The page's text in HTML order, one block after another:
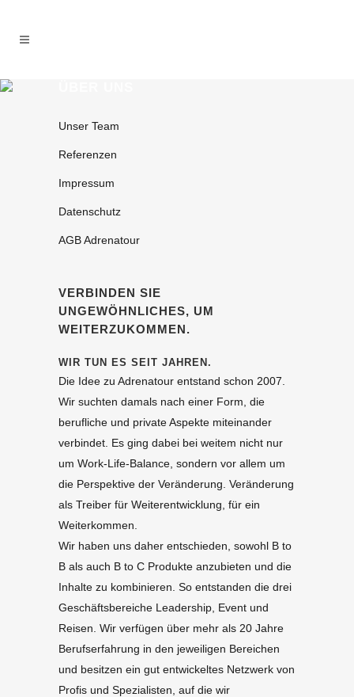
Unser Team
Referenzen
Impressum
Datenschutz
AGB Adrenatour
VERBINDEN SIE
UNGEWÖHNLICHES, UM
WEITERZUKOMMEN.
WIR TUN ES SEIT JAHREN.
Die Idee zu Adrenatour entstand schon 2007.
Wir suchten damals nach einer Form, die
berufliche und private Aspekte miteinander
verbindet. Es ging dabei bei weitem nicht nur
um Work-Life-Balance, sondern vor allem um
die Perspektive der Veränderung. Veränderung
als Treiber für Weiterentwicklung, für ein
Weiterkommen.
Wir haben uns daher entschieden, sowohl B to
B als auch B to C Produkte anzubieten und die
Inhalte zu kombinieren. So entstanden die drei
Geschäftsbereiche Leadership, Event und
Reisen. Wir verfügen über mehr als 20 Jahre
Berufserfahrung in den jeweiligen Bereichen
und besitzen ein gut entwickeltes Netzwerk von
Profis und Spezialisten, auf die wir